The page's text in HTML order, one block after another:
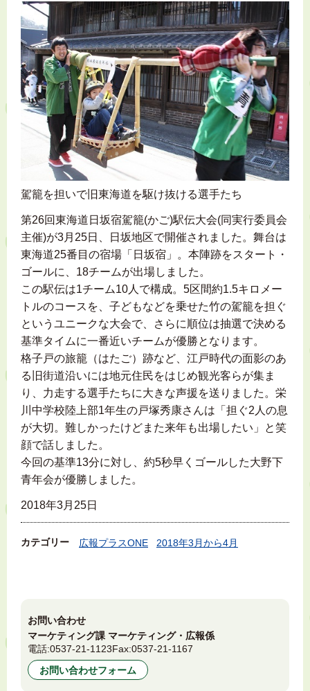
駕籠を担いで旧東海道を駆け抜ける選手たち
第26回東海道日坂宿駕籠(かご)駅伝大会(同実行委員会
主催)が3月25日、日坂地区で開催されました。舞台は
東海道25番目の宿場「日坂宿」。本陣跡をスタート・
ゴールに、18チームが出場しました。
この駅伝は1チーム10人で構成。5区間約1.5キロメー
トルのコースを、子どもなどを乗せた竹の駕籠を担ぐ
というユニークな大会で、さらに順位は抽選で決める
基準タイムに一番近いチームが優勝となります。
格子戸の旅籠（はたご）跡など、江戸時代の面影のあ
る旧街道沿いには地元住民をはじめ観光客らが集ま
り、力走する選手たちに大きな声援を送りました。栄
川中学校陸上部1年生の戸塚秀康さんは「担ぐ2人の息
が大切。難しかったけどまた来年も出場したい」と笑
顔で話しました。
今回の基準13分に対し、約5秒早くゴールした大野下
青年会が優勝しました。
2018年3月25日
カテゴリー 広報プラスONE 2018年3月から4月
お問い合わせ
マーケティング課 マーケティング・広報係
電話:0537-21-1123Fax:0537-21-1167
お問い合わせフォーム